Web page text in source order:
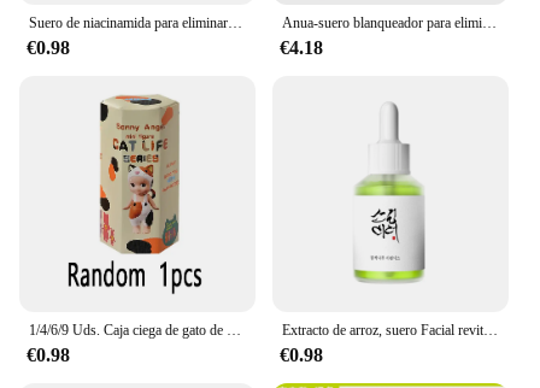
Suero de niacinamida para eliminar la melanina, Corrector de manchas oscuras de Melasma, reduce los poros, ácido hialurónico, hidratante, cuidado de la piel de Corea
€0.98
Anua-suero blanqueador para eliminar el acné, niacinamida 10% + TXA + melocotón 70
€4.18
1/4/6/9 Uds. Caja ciega de gato de envío aleatorio Sonny Angel gatos vida figuras de acción juguetes adornos muñecas Fans niños regalos de navidad
€0.98
Extracto de arroz, suero Facial revitalizante de Ginseng hidratante profundo, suero Facial de propóleo, suero Facial de niacinamida
€0.98